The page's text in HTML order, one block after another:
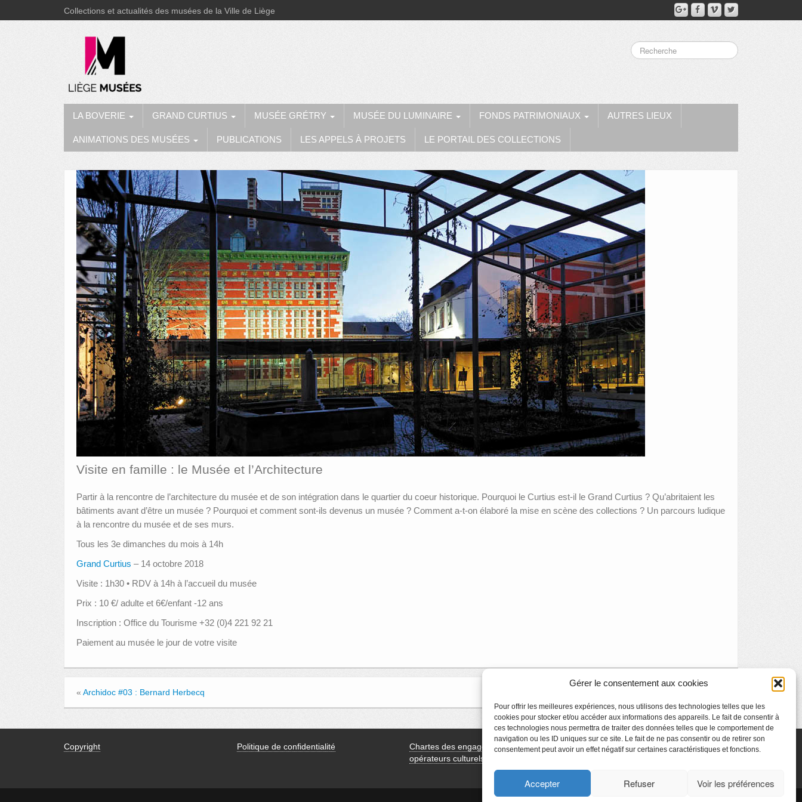
Gérer le consentement aux cookies
Pour offrir les meilleures expériences, nous utilisons des technologies telles que les
cookies pour stocker et/ou accéder aux informations des appareils. Le fait de consentir à
ces technologies nous permettra de traiter des données telles que le comportement de
navigation ou les ID uniques sur ce site. Le fait de ne pas consentir ou de retirer son
consentement peut avoir un effet négatif sur certaines caractéristiques et fonctions.
Accepter Refuser Voir les préférences
Collections et actualités des musées de la Ville de Liège
LA BOVERIE GRAND CURTIUS MUSÉE GRÉTRY MUSÉE DU LUMINAIRE FONDS PATRIMONIAUX AUTRES LIEUX
ANIMATIONS DES MUSÉES PUBLICATIONS LES APPELS À PROJETS LE PORTAIL DES COLLECTIONS
Visite en famille : le Musée et l’Architecture
Partir à la rencontre de l’architecture du musée et de son intégration dans le quartier du coeur historique. Pourquoi le Curtius est-il le Grand Curtius ? Qu’abritaient les
bâtiments avant d’être un musée ? Pourquoi et comment sont-ils devenus un musée ? Comment a-t-on élaboré la mise en scène des collections ? Un parcours ludique
à la rencontre du musée et de ses murs.
Tous les 3e dimanches du mois à 14h
Grand Curtius – 14 octobre 2018
Visite : 1h30 • RDV à 14h à l’accueil du musée
Prix : 10 €/ adulte et 6€/enfant -12 ans
Inscription : Office du Tourisme +32 (0)4 221 92 21
Paiement au musée le jour de votre visite
« Archidoc #03 : Bernard Herbecq
Copyright Politique de confidentialité
Chartes des engagements des
opérateurs culturels